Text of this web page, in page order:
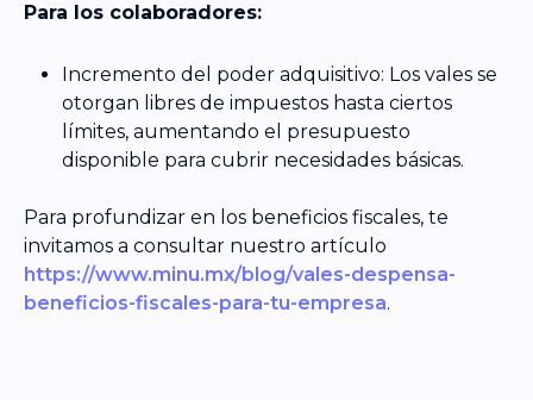
Para los colaboradores:
Incremento del poder adquisitivo: Los vales se
otorgan libres de impuestos hasta ciertos
límites, aumentando el presupuesto
disponible para cubrir necesidades básicas.
Para profundizar en los beneficios fiscales, te
invitamos a consultar nuestro artículo
https://www.minu.mx/blog/vales-despensa-
beneficios-fiscales-para-tu-empresa.